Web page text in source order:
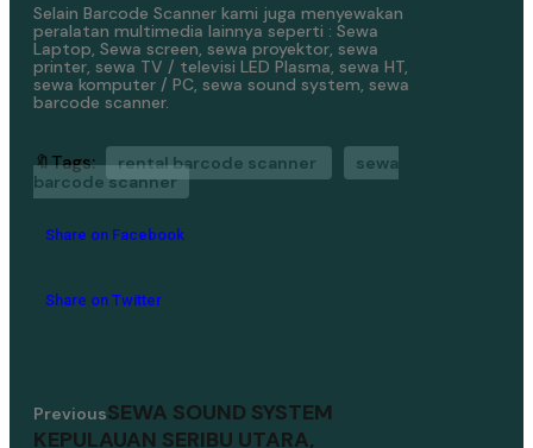
Selain Barcode Scanner kami juga menyewakan
peralatan multimedia lainnya seperti : Sewa
Laptop, Sewa screen, sewa proyektor, sewa
printer, sewa TV / televisi LED Plasma, sewa HT,
sewa komputer / PC, sewa sound system, sewa
barcode scanner.
🔖Tags: rental barcode scanner
sewa
barcode scanner
Share on Facebook
Share on Twitter
PreviousSEWA SOUND SYSTEM
KEPULAUAN SERIBU UTARA,